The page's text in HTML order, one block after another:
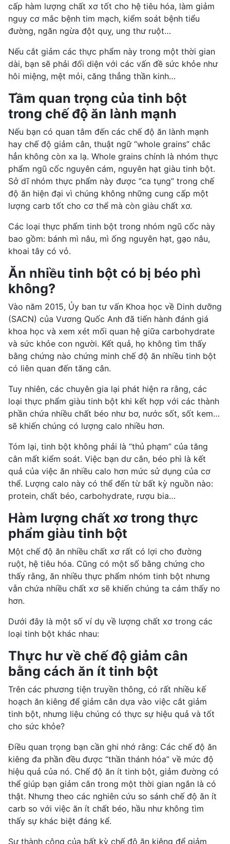
cấp hàm lượng chất xơ tốt cho hệ tiêu hóa, làm giảm
nguy cơ mắc bệnh tim mạch, kiểm soát bệnh tiểu
đường, ngăn ngừa đột quỵ, ung thư ruột…
Nếu cắt giảm các thực phẩm này trong một thời gian
dài, bạn sẽ phải đối diện với các vấn đề sức khỏe như
hôi miệng, mệt mỏi, căng thẳng thần kinh…
Tầm quan trọng của tinh bột
trong chế độ ăn lành mạnh
Nếu bạn có quan tâm đến các chế độ ăn lành mạnh
hay chế độ giảm cân, thuật ngữ “whole grains” chắc
hẳn không còn xa lạ. Whole grains chính là nhóm thực
phẩm ngũ cốc nguyên cám, nguyên hạt giàu tinh bột.
Sở dĩ nhóm thực phẩm này được “ca tụng” trong chế
độ ăn hiện đại vì chúng không những cung cấp một
lượng carb tốt cho cơ thể mà còn giàu chất xơ.
Các loại thực phẩm tinh bột trong nhóm ngũ cốc này
bao gồm: bánh mì nâu, mì ống nguyên hạt, gạo nâu,
khoai tây có vỏ.
Ăn nhiều tinh bột có bị béo phì
không?
Vào năm 2015, Ủy ban tư vấn Khoa học về Dinh dưỡng
(SACN) của Vương Quốc Anh đã tiến hành đánh giá
khoa học và xem xét mối quan hệ giữa carbohydrate
và sức khỏe con người. Kết quả, họ không tìm thấy
bằng chứng nào chứng minh chế độ ăn nhiều tinh bột
có liên quan đến tăng cân.
Tuy nhiên, các chuyên gia lại phát hiện ra rằng, các
loại thực phẩm giàu tinh bột khi kết hợp với các thành
phần chứa nhiều chất béo như bơ, nước sốt, sốt kem…
sẽ khiến chúng có lượng calo nhiều hơn.
Tóm lại, tinh bột không phải là “thủ phạm” của tăng
cân mất kiểm soát. Việc bạn dư cân, béo phì là kết
quả của việc ăn nhiều calo hơn mức sử dụng của cơ
thể. Lượng calo này có thể đến từ bất kỳ nguồn nào:
protein, chất béo, carbohydrate, rượu bia…
Hàm lượng chất xơ trong thực
phẩm giàu tinh bột
Một chế độ ăn nhiều chất xơ rất có lợi cho đường
ruột, hệ tiêu hóa. Cũng có một số bằng chứng cho
thấy rằng, ăn nhiều thực phẩm nhóm tinh bột nhưng
vẫn chứa nhiều chất xơ sẽ khiến chúng ta cảm thấy no
hơn.
Dưới đây là một số ví dụ về lượng chất xơ trong các
loại tinh bột khác nhau:
Thực hư về chế độ giảm cân
bằng cách ăn ít tinh bột
Trên các phương tiện truyền thông, có rất nhiều kế
hoạch ăn kiêng để giảm cân dựa vào việc cắt giảm
tinh bột, nhưng liệu chúng có thực sự hiệu quả và tốt
cho sức khỏe?
Điều quan trọng bạn cần ghi nhớ rằng: Các chế độ ăn
kiêng đa phần đều được “thần thánh hóa” về mức độ
hiệu quả của nó. Chế độ ăn ít tinh bột, giảm đường có
thể giúp bạn giảm cân trong một thời gian ngắn là có
thật. Nhưng theo các nghiên cứu so sánh chế độ ăn ít
carb so với việc ăn ít chất béo, hầu như không tìm
thấy sự khác biệt đáng kể.
Sự thành công của bất kỳ chế độ ăn kiêng để giảm